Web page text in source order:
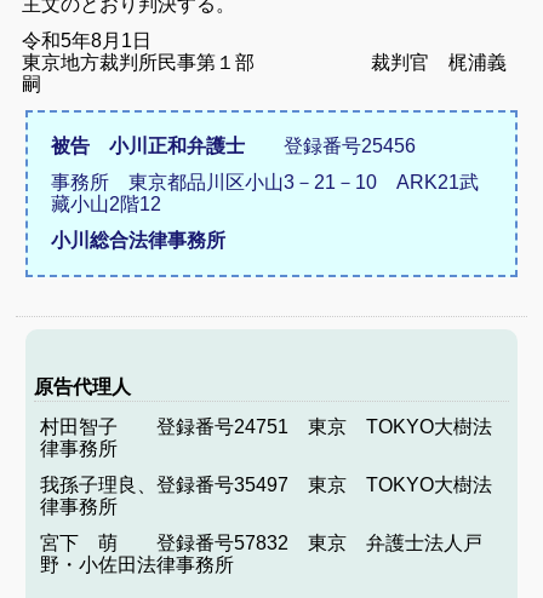
主文のとおり判決する。
令和5年8月1日
東京地方裁判所民事第１部
裁判官 梶浦義
嗣
被告 小川正和弁護士登録番号25456
事務所 東京都品川区小山3－21－10 ARK21武
藏小山2階12
小川総合法律事務所
原告代理人
村田智子 登録番号24751 東京 TOKYO大樹法
律事務所
我孫子理良、登録番号35497 東京 TOKYO大樹法
律事務所
宮下 萌 登録番号57832 東京 弁護士法人戸
野・小佐田法律事務所